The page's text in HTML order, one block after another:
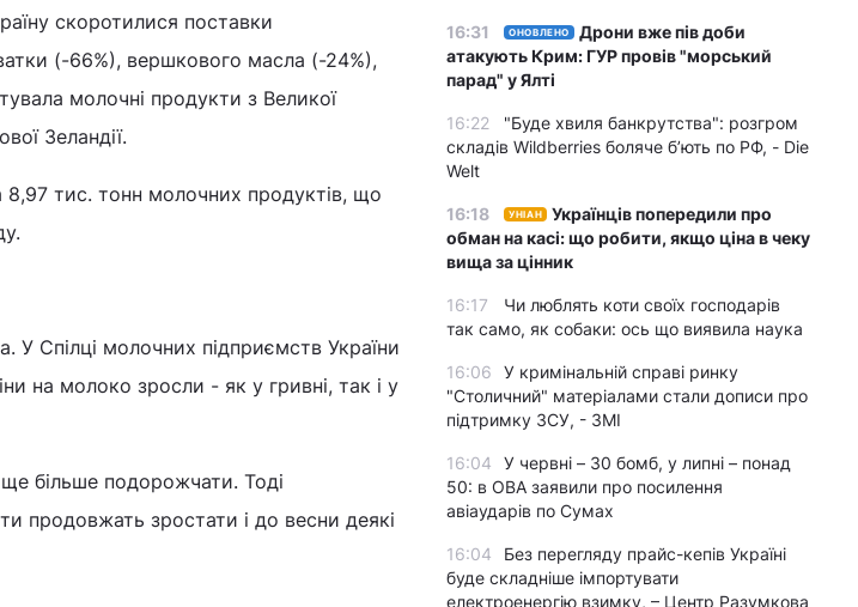
скоротилися поставки
(-66%), вершкового масла (-24%),
молочні продукти з Великої
Зеландії.
8,97 тис. тонн молочних продуктів, що
У Спілці молочних підприємств України
на молоко зросли - як у гривні, так і у
більше подорожчати. Тоді
продовжать зростати і до весни деякі
16:31 ОНОВЛЕНО
Дрони вже пів доби
атакують Крим: ГУР провів "морський
парад" у Ялті
16:22
"Буде хвиля банкрутства": розгром
складів Wildberries боляче бʼють по РФ, - Die
Welt
16:18 УНІАН
Українців попередили про
обман на касі: що робити, якщо ціна в чеку
вища за цінник
16:17
Чи люблять коти своїх господарів
так само, як собаки: ось що виявила наука
16:06
У кримінальній справі ринку
"Столичний" матеріалами стали дописи про
підтримку ЗСУ, - ЗМІ
16:04
У червні – 30 бомб, у липні – понад
50: в ОВА заявили про посилення
авіаударів по Сумах
16:04
Без перегляду прайс-кепів Україні
буде складніше імпортувати
електроенергію взимку, – Центр Разумкова